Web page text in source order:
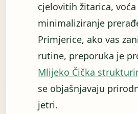
cjelovitih žitarica,
minimaliziranje
Primjerice, ako vas
rutine, preporuka je
Mlijeko Čička
se objašnjavaju
jetri.